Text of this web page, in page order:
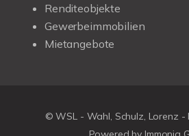
Renditeobjekte
Gewerbeimmobilien
Mietangebote
© WSL - Wahl, Schulz, Lorenz -